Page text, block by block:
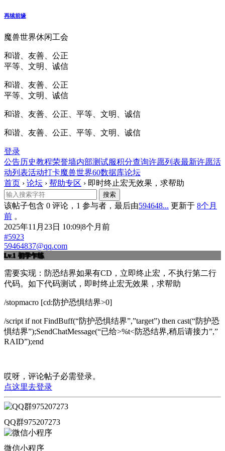
再续前缘
魔兽世界休闲工会
和谐、友善、公正
平等、文明、诚信
和谐、友善、公正
平等、文明、诚信
和谐、友善、公正、平等、文明、诚信
和谐、友善、公正、平等、文明、诚信
登录
公告历史教程荣誉墙内部测试服积分查询许愿列表最新许愿活
动列表活动打卡魔兽世界60数据库论坛
首页 › 论坛 › 帮助专区 › 即时终止宏无效果，求帮助
该帖子包含 0 评论，1 参与者，最后由594648... 更新于 8个月
前 。
2025年11月23日 10:09|8个月前
#5923
59464837@qq.com
Lv.1 初学乍练
需要实现：防恐结界如果有CD，立即终止宏，不执行第二行
代码。如下代码测试，即时终止宏无效果，求帮助
/stopmacro [cd:防护恐惧结界>0]
/script if not FindBuff(“防护恐惧结界”,”target”) then cast(“防护恐
惧结界”);SendChatMessage(“已给>%t<防恐结界,稍后请接力”,”
RAID”);end
哎呀，评论帖子必需登录。
点这里去登录
QQ群975207273
微信小程序